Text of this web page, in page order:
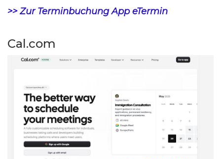
>> Zur Terminbuchung App eTermin
Cal.com